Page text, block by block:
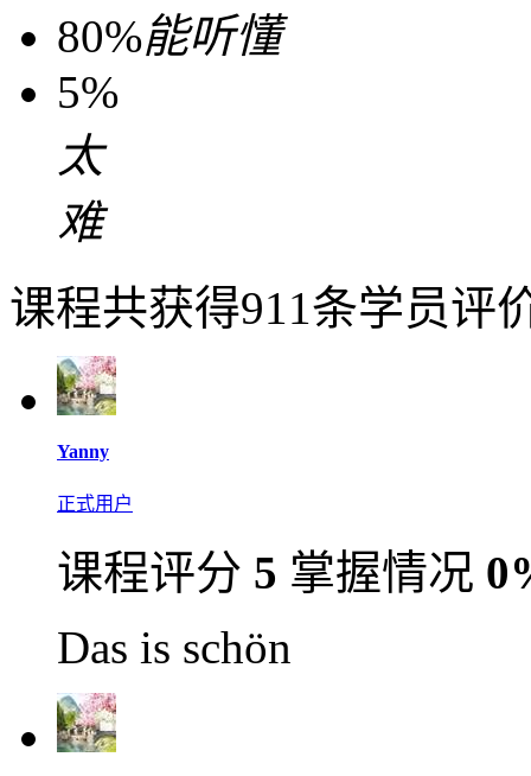
80%能听懂
5%
太
难
课程共获得911条学员评
Yanny
正式用户
课程评分 5 掌握情况
Das is schön